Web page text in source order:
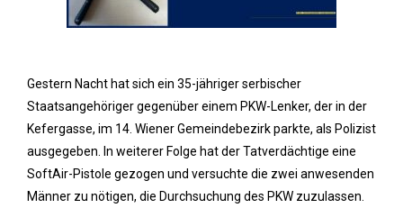
Gestern Nacht hat sich ein 35-jähriger serbischer
Staatsangehöriger gegenüber einem PKW-Lenker, der in der
Kefergasse, im 14. Wiener Gemeindebezirk parkte, als Polizist
ausgegeben. In weiterer Folge hat der Tatverdächtige eine
SoftAir-Pistole gezogen und versuchte die zwei anwesenden
Männer zu nötigen, die Durchsuchung des PKW zuzulassen.